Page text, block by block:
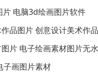
片 电脑3d绘画图片软件
品图片 创意设计美术作
片 电子绘画素材图片无
子画图片素材